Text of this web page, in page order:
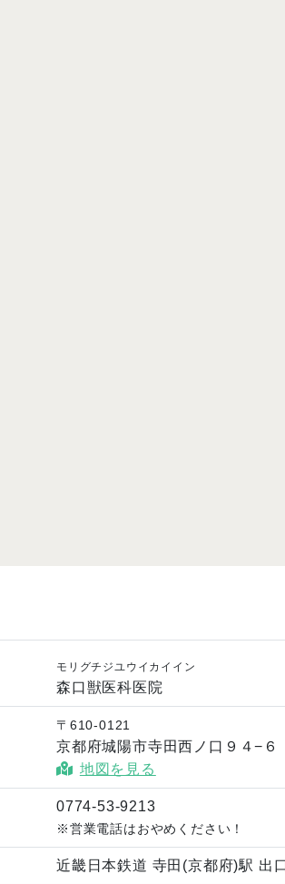
モリグチジユウイカイイン
森口獣医科医院
〒610-0121
京都府城陽市寺田西ノ口９４−６
地図を見る
0774-53-9213
※営業電話はおやめください！
近畿日本鉄道 寺田(京都府)駅 出